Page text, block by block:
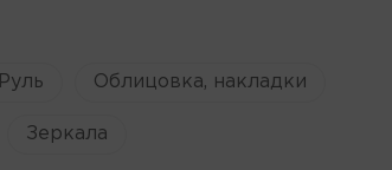
Руль Облицовка, накладки
Зеркала